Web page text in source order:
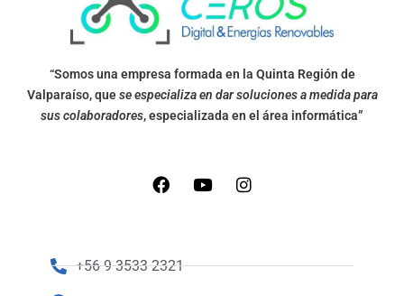
“Somos una empresa formada en la Quinta Región de
Valparaíso, quese especializa en dar soluciones a medida para
sus colaboradores, especializada en el área informática”
+56 9 3533 2321